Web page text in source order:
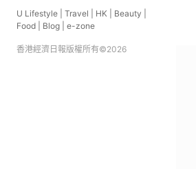
U Lifestyle Travel HK Beauty
Food
Blog e-zone
香港經濟日報版權所有©2026